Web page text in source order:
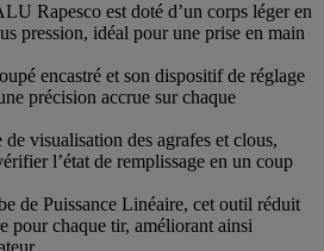
Rapesco est doté d’un corps léger en
pression, idéal pour une prise en main
encastré et son dispositif de réglage
précision accrue sur chaque
visualisation des agrafes et clous,
l’état de remplissage en un coup
de Puissance Linéaire, cet outil réduit
pour chaque tir, améliorant ainsi